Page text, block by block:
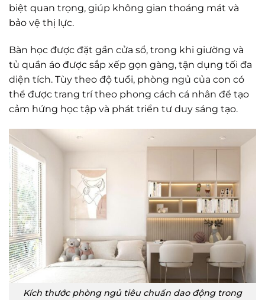
biệt quan trọng, giúp không gian thoáng mát và
bảo vệ thị lực.
Bàn học được đặt gần cửa sổ, trong khi giường và
tủ quần áo được sắp xếp gọn gàng, tận dụng tối đa
diện tích. Tùy theo độ tuổi, phòng ngủ của con có
thể được trang trí theo phong cách cá nhân để tạo
cảm hứng học tập và phát triển tư duy sáng tạo.
Kích thước phòng ngủ tiêu chuẩn dao động trong